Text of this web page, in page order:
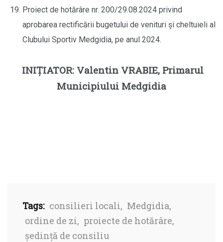
Proiect de hotărâre nr. 200/29.08.2024 privind
aprobarea rectificării bugetului de venituri și cheltuieli al
Clubului Sportiv Medgidia, pe anul 2024.
INIŢIATOR: Valentin VRABIE, Primarul
Municipiului Medgidia
Tags: consilieri locali, Medgidia,
ordine de zi, proiecte de hotărâre,
ședință de consiliu